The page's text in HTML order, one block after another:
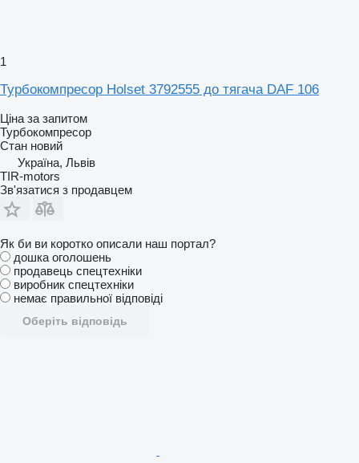
1
Турбокомпресор Holset 3792555 до тягача DAF 106
Ціна за запитом
Турбокомпресор
Стан новий
Україна, Львів
TIR-motors
Зв'язатися з продавцем
Як би ви коротко описали наш портал?
дошка оголошень
продавець спецтехніки
виробник спецтехніки
немає правильної відповіді
Оберіть відповідь